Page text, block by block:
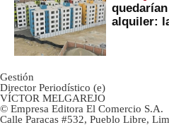
alquiler:
Gestión
Director Periodístico (e)
VÍCTOR MELGAREJO
© Empresa Editora El Comercio S.A.
Calle Paracas #532, Pueblo Libre,